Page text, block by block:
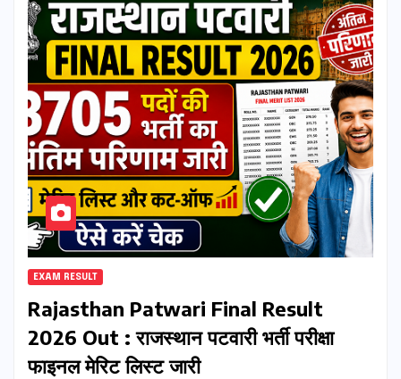
EXAM RESULT
Rajasthan Patwari Final Result
2026 Out : राजस्थान पटवारी भर्ती परीक्षा
फाइनल मेरिट लिस्ट जारी